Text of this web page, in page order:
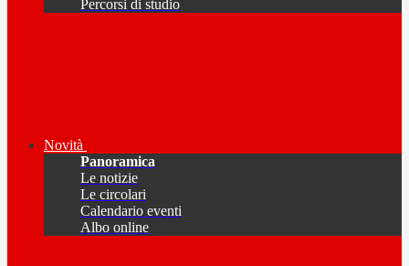
Percorsi di studio
Novità
Panoramica
Le notizie
Le circolari
Calendario eventi
Albo online